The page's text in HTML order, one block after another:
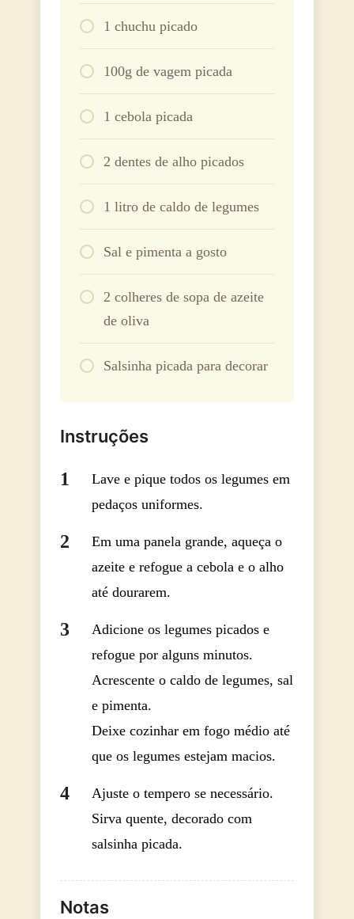
1 chuchu picado
100g de vagem picada
1 cebola picada
2 dentes de alho picados
1 litro de caldo de legumes
Sal e pimenta a gosto
2 colheres de sopa de azeite
de oliva
Salsinha picada para decorar
Instruções
Lave e pique todos os legumes em
pedaços uniformes.
Em uma panela grande, aqueça o
azeite e refogue a cebola e o alho
até dourarem.
Adicione os legumes picados e
refogue por alguns minutos.
Acrescente o caldo de legumes, sal
e pimenta.
Deixe cozinhar em fogo médio até
que os legumes estejam macios.
Ajuste o tempero se necessário.
Sirva quente, decorado com
salsinha picada.
Notas